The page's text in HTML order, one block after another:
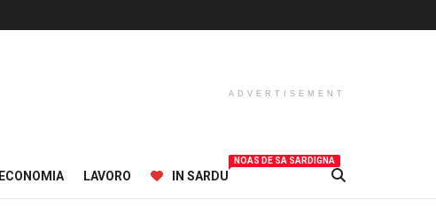
ADVERTISEMENT
ECONOMIA LAVORO IN SARDU
NOAS DE SA SARDIGNA